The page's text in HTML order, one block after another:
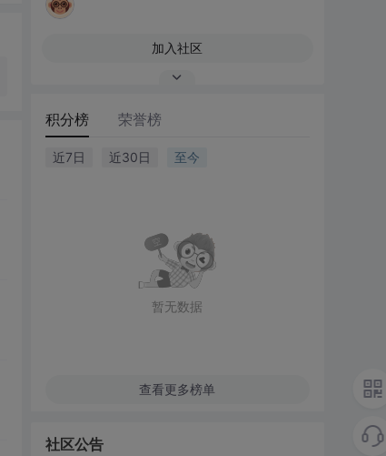
加入社区
积分榜 荣誉榜
近7日 近30日 至今
暂无数据
查看更多榜单
社区公告